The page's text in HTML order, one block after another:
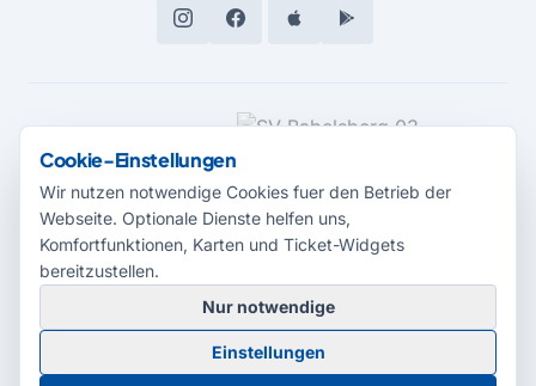
MEDIENPARTNER
© 2026 Radio Potsdam. Webseite entwickelt durch dieMedienagentur
Babelsberg
BarrierefreiheitserklärungAGBDatenschutzImpressum
Cookie-Einstellungen
Wir nutzen notwendige Cookies fuer den Betrieb der
Webseite. Optionale Dienste helfen uns,
Komfortfunktionen, Karten und Ticket-Widgets
bereitzustellen.
Nur notwendige
Einstellungen